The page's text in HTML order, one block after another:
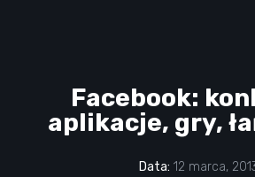
Facebook:
aplikacje, gry,
Data: 12 marca,